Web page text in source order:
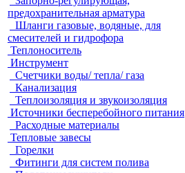
предохранительная арматура
Шланги газовые, водяные, для
смесителей и гидрофора
Теплоноситель
Инструмент
Счетчики воды/ тепла/ газа
Канализация
Теплоизоляция и звукоизоляция
Источники бесперебойного питания
Расходные материалы
Тепловые завесы
Горелки
Фитинги для систем полива